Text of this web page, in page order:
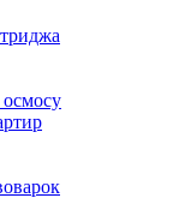
осмосу